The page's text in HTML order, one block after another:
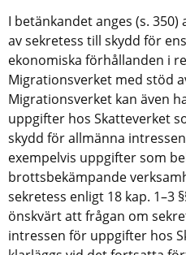
I betänkandet anges (s.
av sekretess till skydd för
ekonomiska förhållanden i
Migrationsverket med stöd
Migrationsverket kan även
uppgifter hos Skatteverket
skydd för allmänna intressen
exempelvis uppgifter som
brottsbekämpande
sekretess enligt 18 kap. 1–3
önskvärt att frågan om
intressen för uppgifter hos